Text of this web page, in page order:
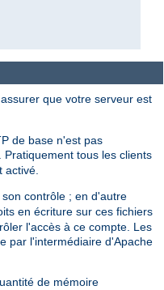
que votre serveur est
de base n'est pas
. Pratiquement tous les clients
activé.
contrôle ; en d'autre
en écriture sur ces fichiers
l'accès à ce compte. Les
par l'intermédiaire d'Apache
de mémoire